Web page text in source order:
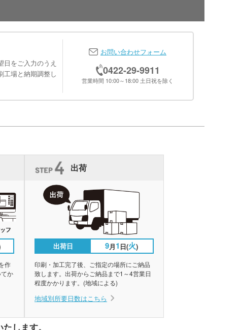
日をご入力のうえ
工場と納期調整し
お問い合わせフォーム
0422-29-9911
営業時間 10:00～18:00 土日祝を除く
作
か
出荷
出荷日 9月1 日(火)
印刷・加工完了後、ご指定の場所にご納品
致します。出荷からご納品まで1～4営業日
程度かかります。(地域による)
地域別所要日数はこちら
します。